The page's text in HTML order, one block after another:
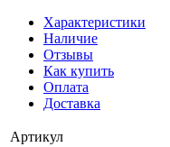
Характеристики
Наличие
Отзывы
Как купить
Оплата
Доставка
Артикул